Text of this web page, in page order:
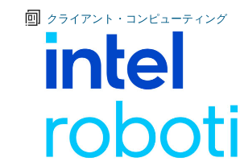
クライアント・コンピューティング